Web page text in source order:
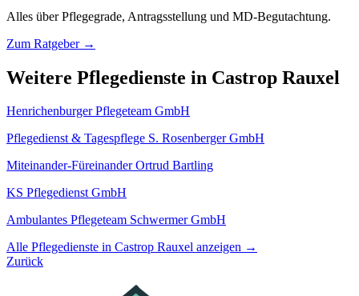
Alles über Pflegegrade, Antragsstellung und MD-Begutachtung.
Zum Ratgeber →
Weitere Pflegedienste in Castrop Rauxel
Henrichenburger Pflegeteam GmbH
Pflegedienst & Tagespflege S. Rosenberger GmbH
Miteinander-Füreinander Ortrud Bartling
KS Pflegedienst GmbH
Ambulantes Pflegeteam Schwermer GmbH
Alle Pflegedienste in Castrop Rauxel anzeigen →
Zurück